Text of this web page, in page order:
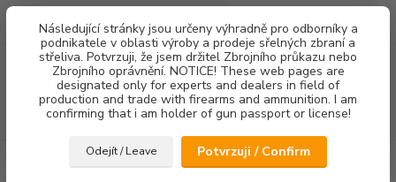
Následující stránky jsou určeny výhradně pro odborníky a
podnikatele v oblasti výroby a prodeje sřelných zbraní a
střeliva. Potvrzuji, že jsem držitel Zbrojního průkazu nebo
Zbrojního oprávnění. NOTICE! These web pages are
designated only for experts and dealers in field of
production and trade with firearms and ammunition. I am
confirming that i am holder of gun passport or license!
Odejít / Leave Potvrzuji / Confirm
Menu
Hledat
za0,00 Kč
Muška CZ 75 FO 1mm - 2,7mm